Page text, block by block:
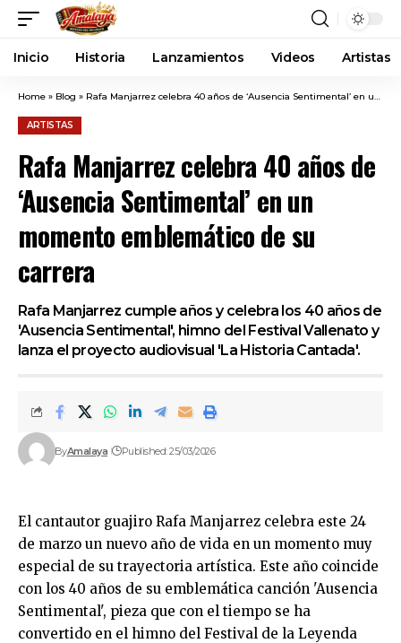
Inicio Historia Lanzamientos Videos Artistas
Home » Blog » Rafa Manjarrez celebra 40 años de ‘Ausencia Sentimental’ en un momento emblemático de su carrera
ARTISTAS
Rafa Manjarrez celebra 40 años de
‘Ausencia Sentimental’ en un
momento emblemático de su
carrera
Rafa Manjarrez cumple años y celebra los 40 años de
'Ausencia Sentimental', himno del Festival Vallenato y
lanza el proyecto audiovisual 'La Historia Cantada'.
ByAmalaya Published: 25/03/2026
El cantautor guajiro Rafa Manjarrez celebra este 24
de marzo un nuevo año de vida en un momento muy
especial de su trayectoria artística. Este año coincide
con los 40 años de su emblemática canción 'Ausencia
Sentimental', pieza que con el tiempo se ha
convertido en el himno del Festival de la Leyenda